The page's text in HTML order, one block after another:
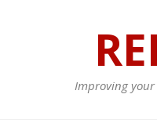
Improving